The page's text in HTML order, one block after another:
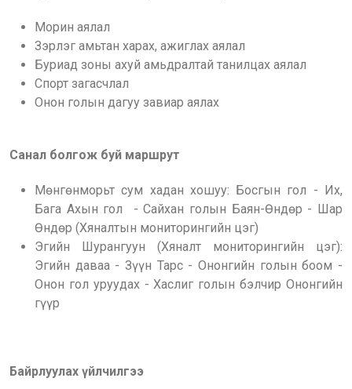
Морин аялал
Зэрлэг амьтан харах, ажиглах аялал
Буриад зоны ахуй амьдралтай танилцах аялал
Спорт загасчлал
Онон голын дагуу завиар аялах
Санал болгож буй маршрут
Мөнгөнморьт сум хадан хошуу: Босгын гол - Их,
Бага Ахын гол - Сайхан голын Баян-Өндөр - Шар
Өндөр (Хяналтын мониторингийн цэг)
Эгийн Шурангуун (Хяналт мониторингийн цэг):
Эгийн даваа - Зүүн Тарс - Ононгийн голын боом -
Онон гол уруудах - Хаслиг голын бэлчир Ононгийн
гүүр
Байрлуулах үйлчилгээ